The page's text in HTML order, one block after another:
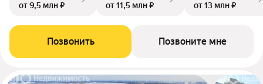
от 9,5 млн ₽
от 11,5 млн ₽
от 13 млн ₽
Позвонить Позвоните мне